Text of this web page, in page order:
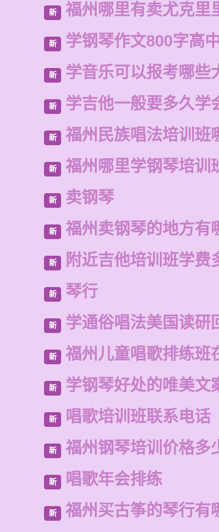
新 福州哪里有卖尤克里
新 学钢琴作文800字高
新 学音乐可以报考哪些
新 学吉他一般要多久学
新 福州民族唱法培训班
新 福州哪里学钢琴培训
新 卖钢琴
新 福州卖钢琴的地方有
新 附近吉他培训班学费
新 琴行
新 学通俗唱法美国读研
新 福州儿童唱歌排练班
新 学钢琴好处的唯美文
新 唱歌培训班联系电话
新 福州钢琴培训价格多
新 唱歌年会排练
新 福州买古筝的琴行有